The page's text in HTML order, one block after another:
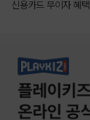
신용카드 무이자 혜택